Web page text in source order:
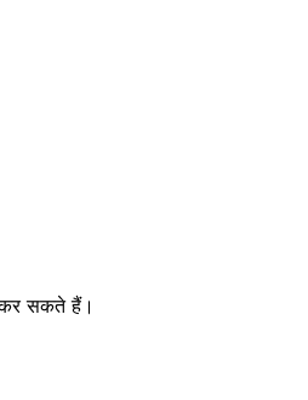
कर सकते हैं।